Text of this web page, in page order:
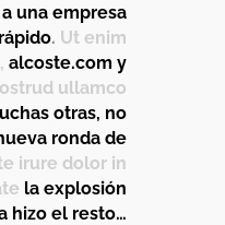
una empresa
. Ut enim
alcoste.com y
ullamco
otras, no
ronda de
irure dolor in
la explosión
hizo el resto…